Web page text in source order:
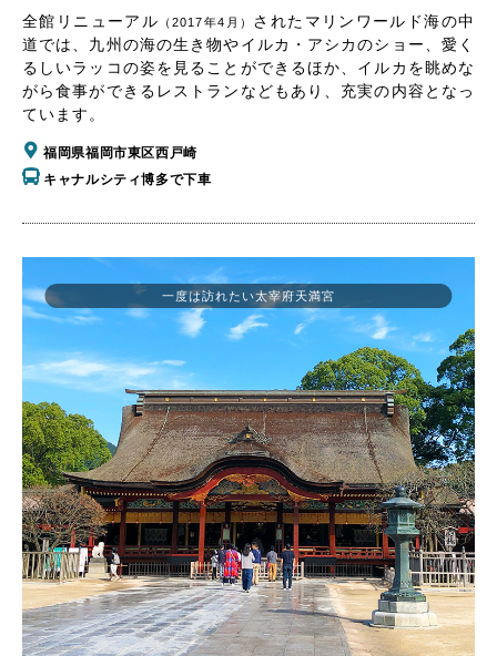
全館リニューアル （2017年4月） されたマリンワールド海の中
道では、九州の海の生き物やイルカ・アシカのショー、愛く
るしいラッコの姿を見ることができるほか、イルカを眺めな
がら食事ができるレストランなどもあり、充実の内容となっ
ています。
福岡県福岡市東区西戸崎
キャナルシティ博多で下車
一度は訪れたい太宰府天満宮